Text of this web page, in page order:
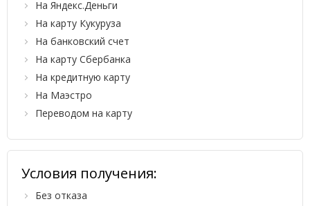
На Яндекс.Деньги
На карту Кукуруза
На банковский счет
На карту Сбербанка
На кредитную карту
На Маэстро
Переводом на карту
Условия получения:
Без отказа